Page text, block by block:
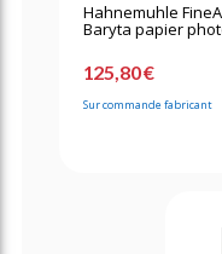
Hahnemuhle
Baryta papier
125,80 €
Sur commande fabricant